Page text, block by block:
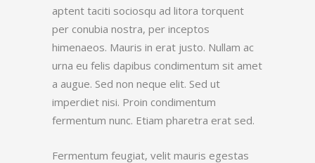
aptent taciti sociosqu ad litora torquent
per conubia nostra, per inceptos
himenaeos. Mauris in erat justo. Nullam ac
urna eu felis dapibus condimentum sit amet
a augue. Sed non neque elit. Sed ut
imperdiet nisi. Proin condimentum
fermentum nunc. Etiam pharetra erat sed.
Fermentum feugiat, velit mauris egestas